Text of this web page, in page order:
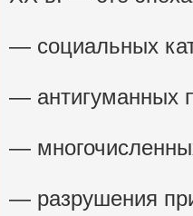
— социальных
— антигуманных
—
— разрушения